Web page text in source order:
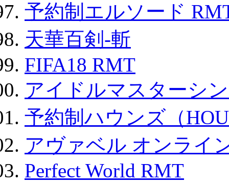
予約制エルソード
天華百剣-斬
FIFA18 RMT
アイドルマスターシ
予約制ハウンズ（
アヴァベル オンライ
Perfect World RMT